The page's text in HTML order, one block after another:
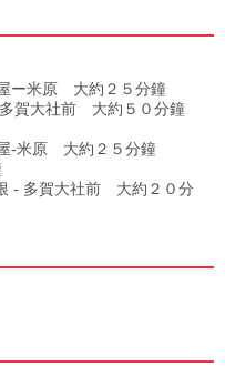
ー米原 大約２５分鐘
賀大社前 大約５０分鐘
-米原 大約２５分鐘
- 多賀大社前 大約２０分